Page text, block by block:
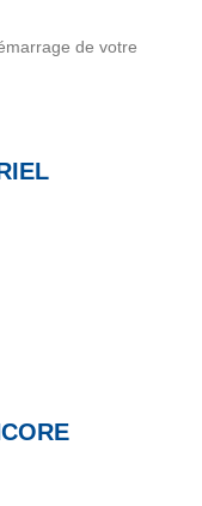
de votre